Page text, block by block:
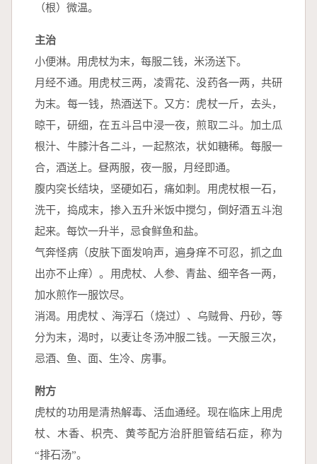
（根）微温。
主治
小便淋。用虎杖为末，每服二钱，米汤送下。
月经不通。用虎杖三两，凌霄花、没药各一两，共研
为末。每一钱，热酒送下。又方：虎杖一斤，去头，
晾干，研细，在五斗吕中浸一夜，煎取二斗。加土瓜
根汁、牛膝汁各二斗，一起熬浓，状如糖稀。每服一
合，酒送上。昼两服，夜一服，月经即通。
腹内突长结块，坚硬如石，痛如刺。用虎杖根一石，
洗干，捣成末，掺入五升米饭中搅匀，倒好酒五斗泡
起来。每饮一升半，忌食鲜鱼和盐。
气奔怪病（皮肤下面发响声，遍身痒不可忍，抓之血
出亦不止痒）。用虎杖、人参、青盐、细辛各一两，
加水煎作一服饮尽。
消渴。用虎杖 、海浮石（烧过）、乌贼骨、丹砂，等
分为末，渴时，以麦让冬汤冲服二钱。一天服三次，
忌酒、鱼、面、生冷、房事。
附方
虎杖的功用是清热解毒、活血通经。现在临床上用虎
杖、木香、枳壳、黄芩配方治肝胆管结石症，称为
“排石汤”。